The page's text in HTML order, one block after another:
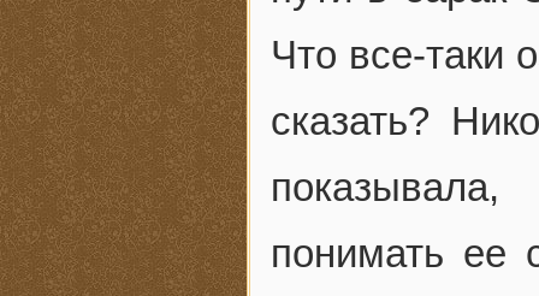
Что все-таки
сказать?
понимать ее